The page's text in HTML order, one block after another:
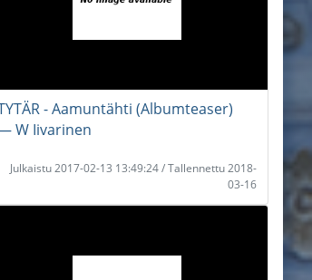
- Aamuntähti (Albumteaser)
W Iivarinen
Julkaistu 2017-02-13 13:49:24 / Tallennettu 2018-
03-16